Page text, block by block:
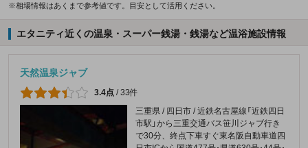
※相場情報はあくまで参考値です。目安として活用ください。
エタニティ近くの温泉・スーパー銭湯・銭湯など温浴施設情報
天然温泉ジャブ
3.4点 /33件
三重県 / 四日市 / 近鉄名古屋線「近鉄四日
市駅」から三重交通バス笹川ジャブ行き
で30分、終点下車すぐ東名阪自動車道四